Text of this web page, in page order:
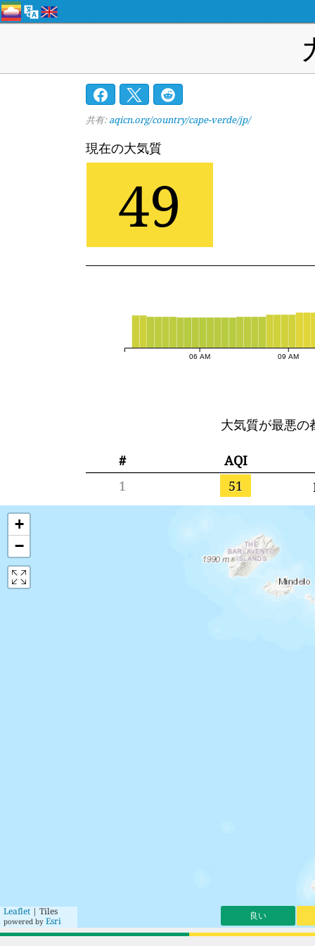
共有: aqicn.org/country/cape-verde/jp/
現在の大気質
49
06 AM 09 AM
大気質が最悪の
#
AQI
1
51
+
−
Leaflet | Tiles
powered by Esri 良い